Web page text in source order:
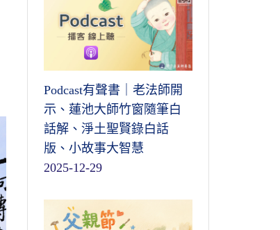
Podcast有聲書｜老法師開
示、蓮池大師竹窗隨筆白
話解、淨土聖賢錄白話
版、小故事大智慧
2025-12-29